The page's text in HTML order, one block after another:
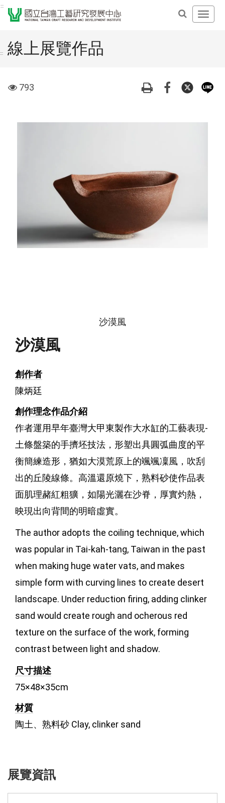
跳
要
內
:::
開
單
::: 線上展覽作品
visit
793
沙漠風
沙漠風
創作者
陳炳廷
創作理念作品介紹
作者運用早年臺灣大甲東製作大水缸的工藝表現-
土條盤築的手擠坯技法，形塑出具圓弧曲度的平
衡簡練造形，猶如大漠荒原上的颯颯凜風，吹刮
出的丘陵線條。高溫還原燒下，熟料砂使作品表
面肌理赭紅粗獷，如陽光灑在沙脊，厚實灼熱，
映現出向背間的明暗虛實。
The author adopts the coiling technique, which
was popular in Tai-kah-tang, Taiwan in the past
when making huge water vats, and makes
simple form with curving lines to create desert
landscape. Under reduction firing, adding clinker
sand would create rough and ocherous red
texture on the surface of the work, forming
contrast between light and shadow.
尺寸描述
75×48×35cm
材質
陶土、熟料砂 Clay, clinker sand
展覽資訊